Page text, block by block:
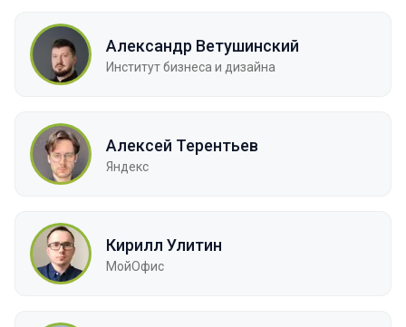
Александр Ветушинский
Институт бизнеса и дизайна
Алексей Терентьев
Яндекс
Кирилл Улитин
МойОфис